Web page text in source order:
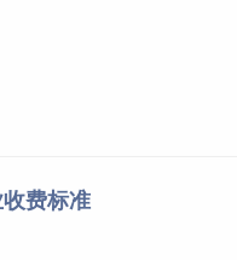
费标准